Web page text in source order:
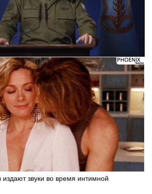
звуки во время интимной